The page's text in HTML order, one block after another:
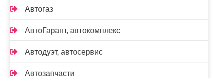
Автогаз
АвтоГарант, автокомплекс
Автодуэт, автосервис
Автозапчасти